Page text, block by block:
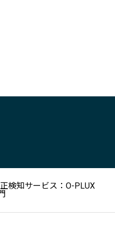
検知サービス：O-PLUX